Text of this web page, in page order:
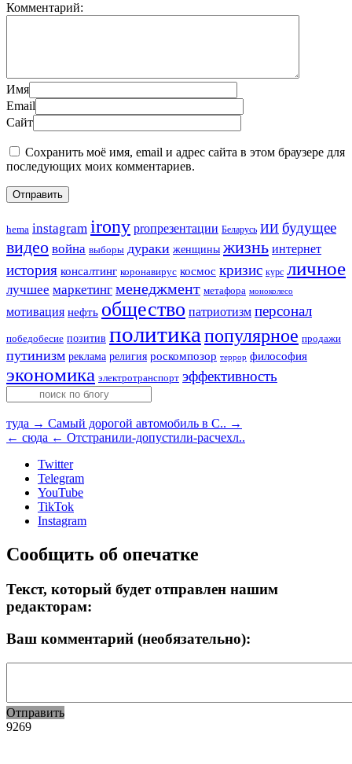
Комментарий:
Имя
Email
Сайт
Сохранить моё имя, email и адрес сайта в этом браузере для
последующих моих комментариев.
hema instagram irony proпрезентации Беларусь ИИ будущее
видео война выборы дураки женщины жизнь интернет
история консалтинг коронавирус космос кризис курс личное
лучшее маркетинг менеджмент метафора моноколесо
мотивация нефть общество патриотизм персонал
победобесие позитив политика популярное продажи
путинизм реклама религия роскомпозор террор философия
экономика электротранспорт эффективность
туда → Самый дорогой автомобиль в С.. →
← сюда ← Отстранили-допустили-расчехл..
Twitter
Telegram
YouTube
TikTok
Instagram
Сообщить об опечатке
Текст, который будет отправлен нашим
редакторам:
Ваш комментарий (необязательно):
Отправить
9269